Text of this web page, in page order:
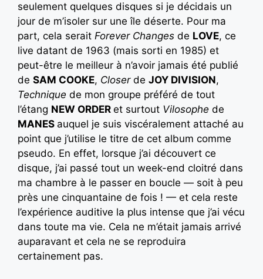
seulement quelques disques si je décidais un
jour de m’isoler sur une île déserte. Pour ma
part, cela serait Forever Changes de LOVE, ce
live datant de 1963 (mais sorti en 1985) et
peut-être le meilleur à n’avoir jamais été publié
de SAM COOKE, Closerde JOY DIVISION,
Technique de mon groupe préféré de tout
l’étang NEW ORDER et surtout Vilosophe de
MANES auquel je suis viscéralement attaché au
point que j’utilise le titre de cet album comme
pseudo. En effet, lorsque j’ai découvert ce
disque, j’ai passé tout un week-end cloitré dans
ma chambre à le passer en boucle — soit à peu
près une cinquantaine de fois ! — et cela reste
l’expérience auditive la plus intense que j’ai vécu
dans toute ma vie. Cela ne m’était jamais arrivé
auparavant et cela ne se reproduira
certainement pas.